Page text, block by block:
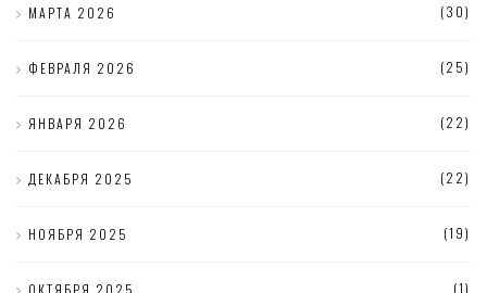
МАРТА 2026 (30)
ФЕВРАЛЯ 2026 (25)
ЯНВАРЯ 2026 (22)
ДЕКАБРЯ 2025 (22)
НОЯБРЯ 2025 (19)
ОКТЯБРЯ 2025 (1)